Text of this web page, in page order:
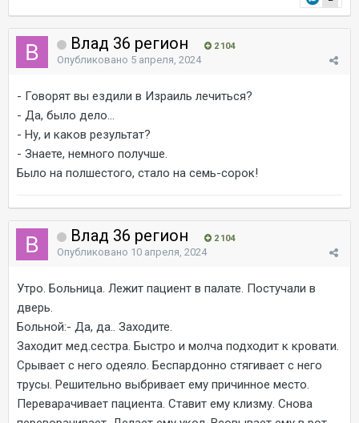
Влад 36 регион 2 104
Опубликовано 5 апреля, 2024
- Говорят вы ездили в Израиль лечиться?
- Да, было дело...
- Ну, и каков результат?
- Знаете, немного получше.
Было на полшестого, стало на семь-сорок!
Влад 36 регион 2 104
Опубликовано 10 апреля, 2024
Утро. Больница. Лежит пациент в палате. Постучали в
дверь.
Больной:- Да, да.. Заходите.
Заходит мед.сестра. Быстро и молча подходит к кровати.
Срывает с него одеяло. Беспардонно стягивает с него
трусы. Решительно выбривает ему причинное место.
Переварачивает пациента. Ставит ему клизму. Снова